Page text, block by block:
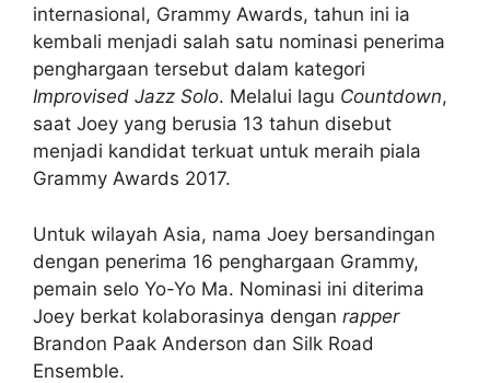
internasional, Grammy Awards, tahun ini ia
kembali menjadi salah satu nominasi penerima
penghargaan tersebut dalam kategori
Improvised Jazz Solo. Melalui lagu Countdown,
saat Joey yang berusia 13 tahun disebut
menjadi kandidat terkuat untuk meraih piala
Grammy Awards 2017.
Untuk wilayah Asia, nama Joey bersandingan
dengan penerima 16 penghargaan Grammy,
pemain selo Yo-Yo Ma. Nominasi ini diterima
Joey berkat kolaborasinya dengan rapper
Brandon Paak Anderson dan Silk Road
Ensemble.